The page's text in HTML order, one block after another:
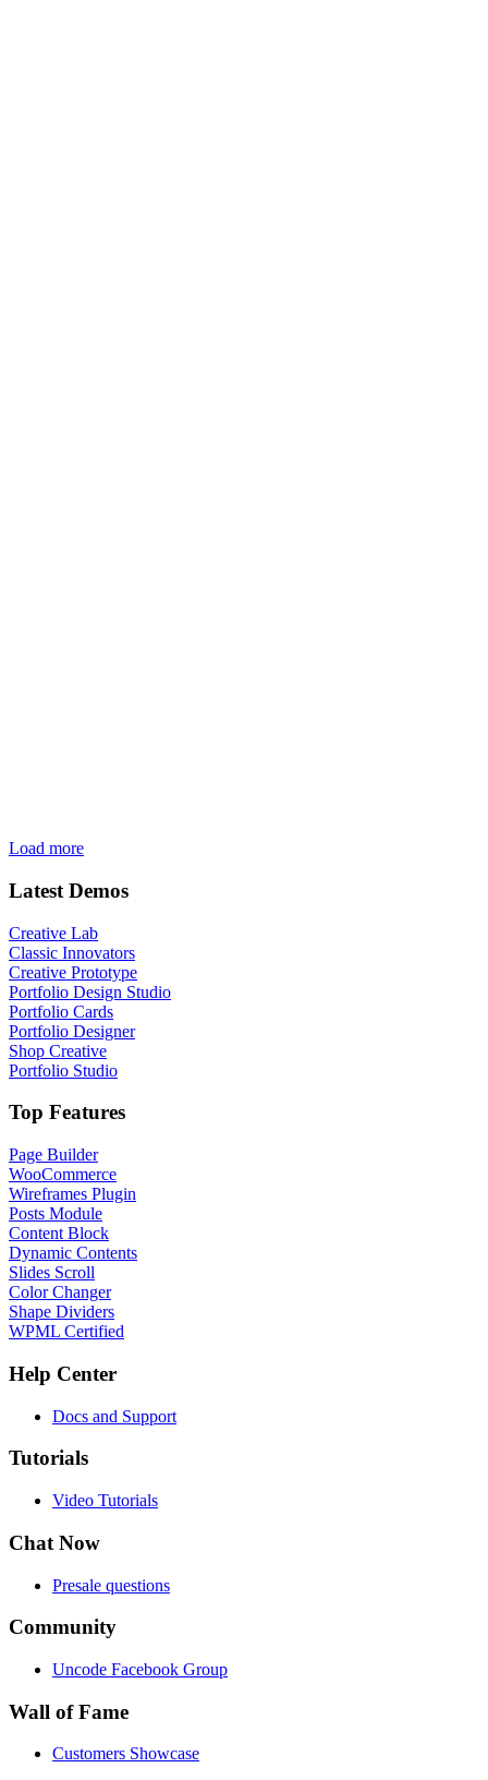
Load more
Latest Demos
Creative Lab
Classic Innovators
Creative Prototype
Portfolio Design Studio
Portfolio Cards
Portfolio Designer
Shop Creative
Portfolio Studio
Top Features
Page Builder
WooCommerce
Wireframes Plugin
Posts Module
Content Block
Dynamic Contents
Slides Scroll
Color Changer
Shape Dividers
WPML Certified
Help Center
Docs and Support
Tutorials
Video Tutorials
Chat Now
Presale questions
Community
Uncode Facebook Group
Wall of Fame
Customers Showcase